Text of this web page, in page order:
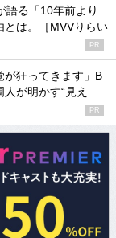
語る「10年前より
とは。［MVVりらい
PR
が狂ってきます」B
が明かす“見え
PR